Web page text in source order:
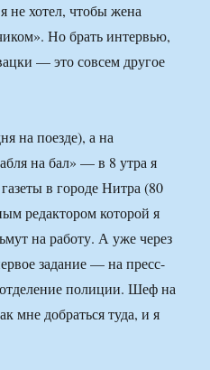
не хотел, чтобы жена
Но брать интервью,
— это совсем другое
на поезде), а на
на бал» — в 8 утра я
в городе Нитра (80
редактором которой я
на работу. А уже через
задание — на пресс-
полиции. Шеф на
мне добраться туда, и я